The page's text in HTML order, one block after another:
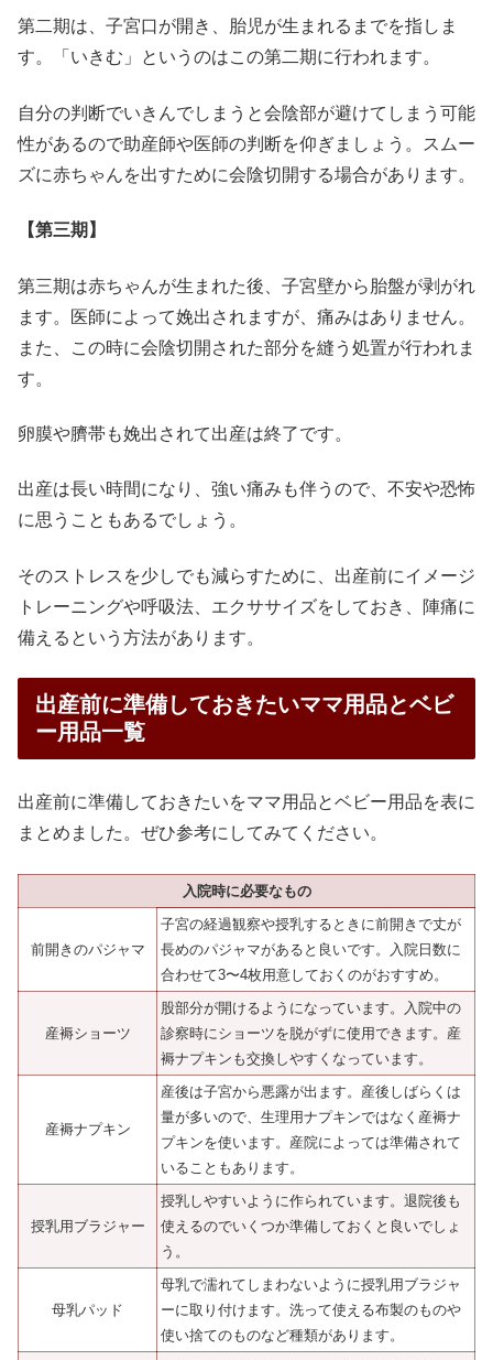
第二期は、子宮口が開き、胎児が生まれるまでを指しま
す。「いきむ」というのはこの第二期に行われます。
自分の判断でいきんでしまうと会陰部が避けてしまう可能
性があるので助産師や医師の判断を仰ぎましょう。スムー
ズに赤ちゃんを出すために会陰切開する場合があります。
【第三期】
第三期は赤ちゃんが生まれた後、子宮壁から胎盤が剥がれ
ます。医師によって娩出されますが、痛みはありません。
また、この時に会陰切開された部分を縫う処置が行われま
す。
卵膜や臍帯も娩出されて出産は終了です。
出産は長い時間になり、強い痛みも伴うので、不安や恐怖
に思うこともあるでしょう。
そのストレスを少しでも減らすために、出産前にイメージ
トレーニングや呼吸法、エクササイズをしておき、陣痛に
備えるという方法があります。
出産前に準備しておきたいママ用品とベビ
ー用品一覧
出産前に準備しておきたいをママ用品とベビー用品を表に
まとめました。ぜひ参考にしてみてください。
入院時に必要なもの
前開きのパジャマ
子宮の経過観察や授乳するときに前開きで丈が
長めのパジャマがあると良いです。入院日数に
合わせて3〜4枚用意しておくのがおすすめ。
産褥ショーツ
股部分が開けるようになっています。入院中の
診察時にショーツを脱がずに使用できます。産
褥ナプキンも交換しやすくなっています。
産褥ナプキン
産後は子宮から悪露が出ます。産後しばらくは
量が多いので、生理用ナプキンではなく産褥ナ
プキンを使います。産院によっては準備されて
いることもあります。
授乳用ブラジャー
授乳しやすいように作られています。退院後も
使えるのでいくつか準備しておくと良いでしょ
う。
母乳パッド
母乳で濡れてしまわないように授乳用ブラジャ
ーに取り付けます。洗って使える布製のものや
使い捨てのものなど種類があります。